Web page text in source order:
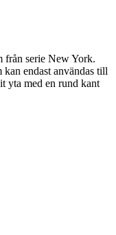
serie New York.
endast användas till
yta med en rund kant